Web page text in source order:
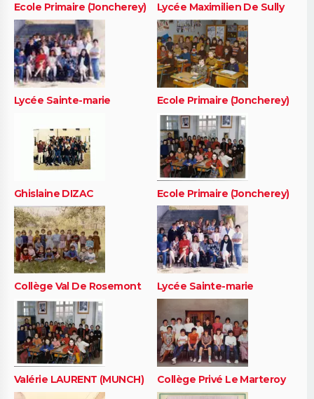
Ecole Primaire (Joncherey) Lycée Maximilien De Sully
Lycée Sainte-marie Ecole Primaire (Joncherey)
Ghislaine DIZAC Ecole Primaire (Joncherey)
Collège Val De Rosemont Lycée Sainte-marie
Valérie LAURENT (MUNCH) Collège Privé Le Marteroy